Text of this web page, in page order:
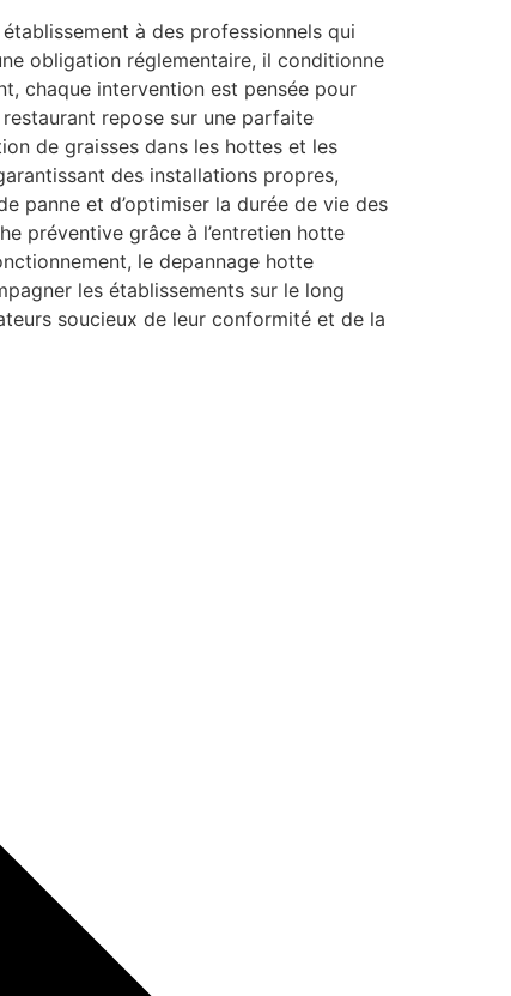
à des professionnels qui
obligation réglementaire, il conditionne
chaque intervention est pensée pour
repose sur une parfaite
de graisses dans les hottes et les
des installations propres,
panne et d’optimiser la durée de vie des
préventive grâce à l’entretien hotte
le depannage hotte
les établissements sur le long
soucieux de leur conformité et de la